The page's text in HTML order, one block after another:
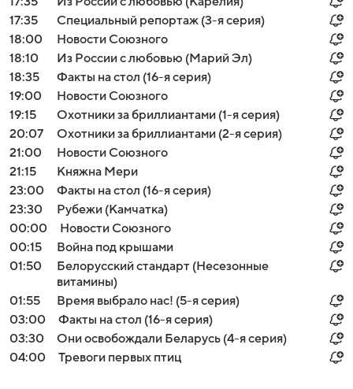
17:35
Специальный репортаж (3-я серия)
18:00
Новости Союзного
18:10
Из России с любовью (Марий Эл)
18:35
Факты на стол (16-я серия)
19:00
Новости Союзного
19:15
Охотники за бриллиантами (1-я серия)
20:07
Охотники за бриллиантами (2-я серия)
21:00
Новости Союзного
21:15
Княжна Мери
23:00
Факты на стол (16-я серия)
23:30
Рубежи (Камчатка)
00:00
Новости Союзного
00:15
Война под крышами
01:50
Белорусский стандарт (Несезонные
витамины)
01:55
Время выбрало нас! (5-я серия)
03:00
Факты на стол (16-я серия)
03:30
Они освобождали Беларусь (4-я серия)
04:00
Тревоги первых птиц